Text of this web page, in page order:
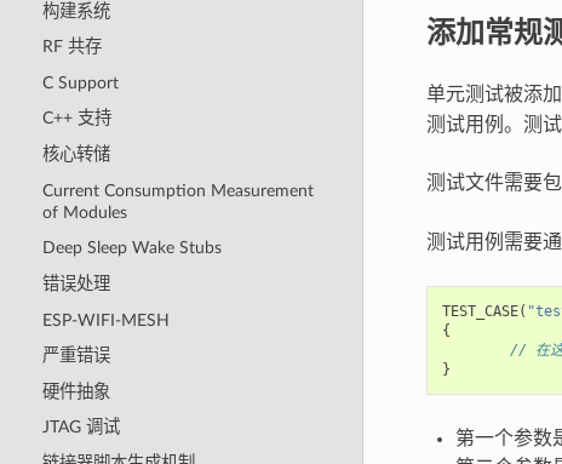
构建系统
RF 共存
C Support
C++ 支持
核心转储
Current Consumption Measurement
of Modules
Deep Sleep Wake Stubs
错误处理
ESP-WIFI-MESH
严重错误
硬件抽象
JTAG 调试
添加常规
单元测试被添
测试用例。测
测试文件需要
测试用例需要
TEST_CASE(
{
// 在这
}
第一个参数